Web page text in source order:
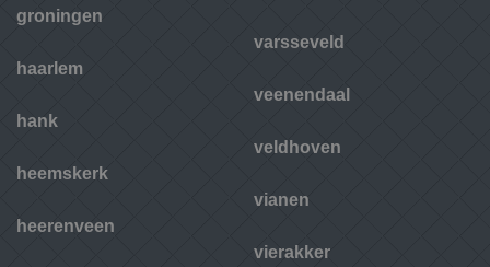
groningen
haarlem
hank
heemskerk
heerenveen
varsseveld
veenendaal
veldhoven
vianen
vierakker